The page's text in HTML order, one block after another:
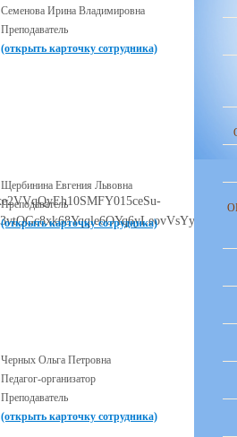
Семенова Ирина Владимировна
Преподаватель
(открыть карточку сотрудника)
Щербинина Евгения Львовна
Преподаватель
(открыть карточку сотрудника)
Черных Ольга Петровна
Педагог-организатор
Преподаватель
(открыть карточку сотрудника)